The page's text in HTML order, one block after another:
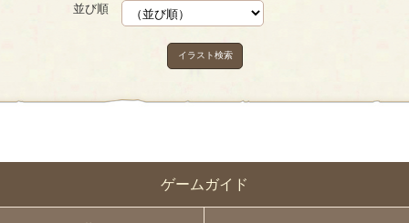
ゲームガイド
並び順
イラスト検索